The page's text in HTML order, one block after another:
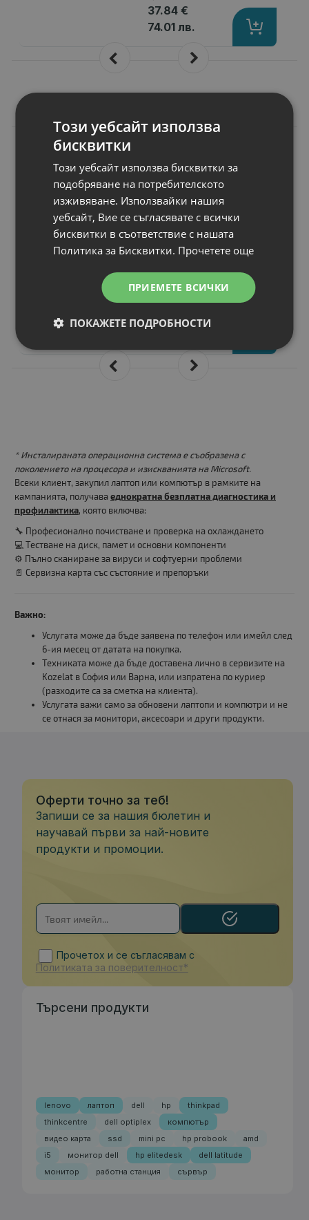
37.84 €
74.01 лв.
N
M3803, Navy Blue
Mouse
Стандарт
Статус
Цена:
13.00 €
* Инсталираната операционна система е съобразена с
поколението на процесора и изискванията на Microsoft.
Всеки клиент, закупил лаптоп или компютър в рамките на
кампанията, получава еднократна безплатна диагностика и
профилактика, която включва:
🔧 Професионално почистване и проверка на охлаждането
💻 Тестване на диск, памет и основни компоненти
⚙️ Пълно сканиране за вируси и софтуерни проблеми
📄 Сервизна карта със състояние и препоръки
Важно:
Услугата може да бъде заявена по телефон или имейл след
6-ия месец от датата на покупка.
Техниката може да бъде доставена лично в сервизите на
Kozelat в София или Варна, или изпратена по куриер
(разходите са за сметка на клиента).
Услугата важи само за обновени лаптопи и компютри и не
се отнася за монитори, аксесоари и други продукти.
Оферти точно за теб!
Запиши се за нашия бюлетин и
научавай първи за най-новите
продукти и промоции.
Прочетох и се съгласявам с
Политиката за поверителност*
Търсени продукти
lenovo лаптоп dell hp
thinkpad
thinkcentre
dell optiplex
компютър
видео карта
ssd mini pc hp probook
amd
i5
монитор dell hp elitedesk
dell latitude
монитор
работна станция сървър
Този уебсайт използва
бисквитки
Този уебсайт използва бисквитки за
подобряване на потребителското
изживяване. Използвайки нашия
уебсайт, Вие се съгласявате с всички
бисквитки в съответствие с нашата
Политика за Бисквитки. Прочетете още
ПРИЕМЕТЕ ВСИЧКИ
ПОКАЖЕТЕ ПОДРОБНОСТИ